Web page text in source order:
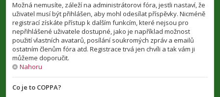
Možná nemusíte, záleží na administrátorovi fóra, jestli nastaví, že
uživatel musí být přihlášen, aby mohl odesílat příspěvky. Nicméně
registrací získáte přístup k dalším funkcím, které nejsou pro
nepřihlášené uživatele dostupné, jako je například možnost
použití vlastních avatarů, posílání soukromých zpráv a emailů
ostatním členům fóra atd. Registrace trvá jen chvíli a tak vám ji
můžeme doporučit.
Nahoru
Co je to COPPA?